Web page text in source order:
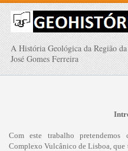
A História Geológica da Região
José Gomes Ferreira
Com este trabalho pretendemos
Complexo Vulcânico de Lisboa,